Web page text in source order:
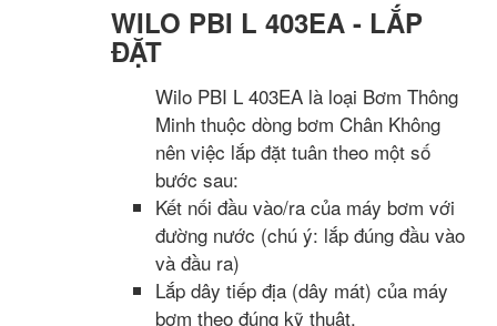
WILO PBI L 403EA - LẮP
ĐẶT
Wilo PBI L 403EA là loại Bơm Thông
Minh thuộc dòng bơm Chân Không
nên việc lắp đặt tuân theo một số
bước sau:
Kết nối đầu vào/ra của máy bơm với
đường nước (chú ý: lắp đúng đầu vào
và đầu ra)
Lắp dây tiếp địa (dây mát) của máy
bơm theo đúng kỹ thuật.